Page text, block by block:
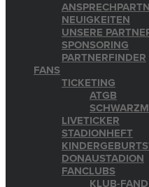
NEUIGKEITEN
UNSERE
SPONSORING
PARTNERFINDER
FANS
TICKETING
ATGB
LIVETICKER
STADIONHEFT
DONAUSTADION
FANCLUBS
KLUB-